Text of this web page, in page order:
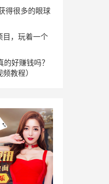
得很多的眼球
目，玩着一个
好赚钱吗？
教程）